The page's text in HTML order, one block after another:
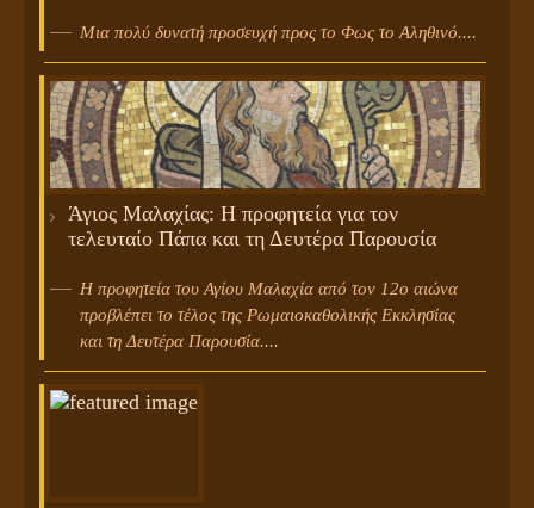
Μια πολύ δυνατή προσευχή προς το Φως το Αληθινό....
Άγιος Μαλαχίας: Η προφητεία για τον
τελευταίο Πάπα και τη Δευτέρα Παρουσία
Η προφητεία του Αγίου Μαλαχία από τον 12ο αιώνα
προβλέπει το τέλος της Ρωμαιοκαθολικής Εκκλησίας
και τη Δευτέρα Παρουσία....